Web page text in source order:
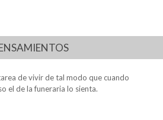
de vivir de tal modo que cuando
el de la funeraria lo sienta.